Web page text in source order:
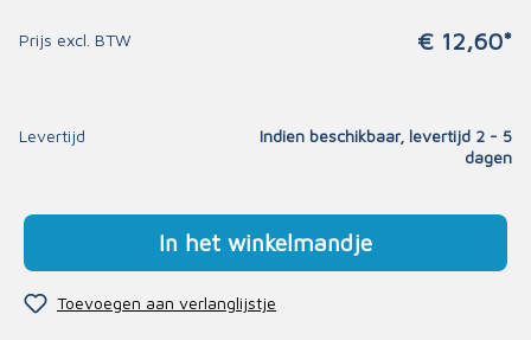
Prijs excl. BTW € 12,60*
Levertijd
Indien beschikbaar, levertijd 2 - 5
dagen
In het winkelmandje
Toevoegen aan verlanglijstje